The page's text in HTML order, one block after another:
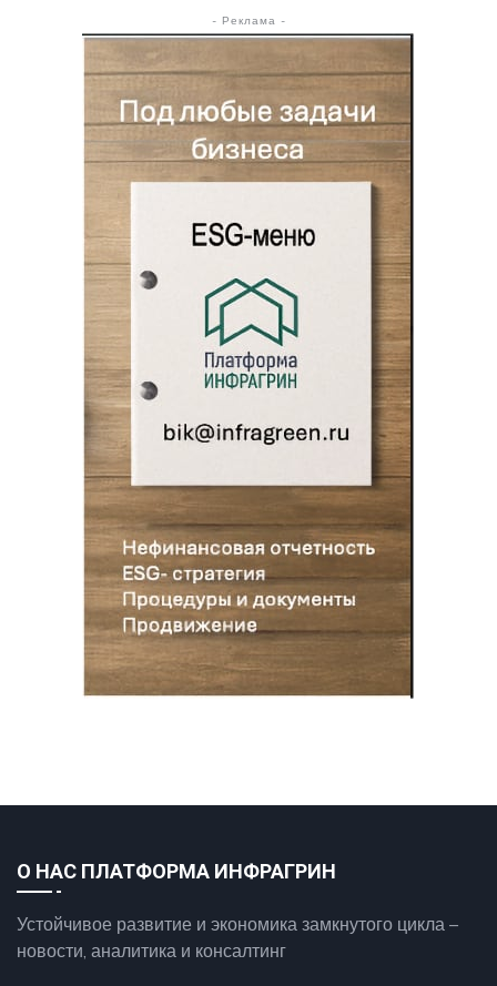
- Реклама -
О НАС ПЛАТФОРМА ИНФРАГРИН
Устойчивое развитие и экономика замкнутого цикла –
новости, аналитика и консалтинг